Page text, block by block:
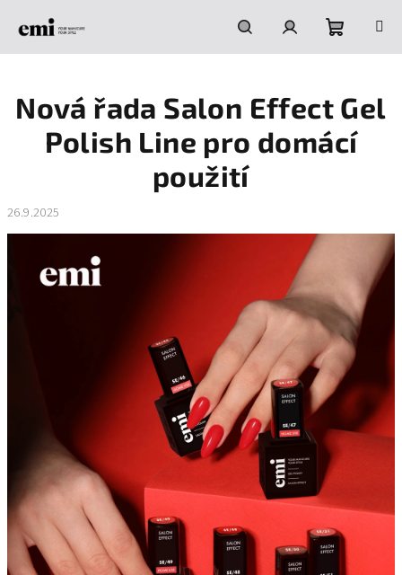
HledatPřihlášeníNákupní
košík
Nová řada Salon Effect Gel
Polish Line pro domácí
použití
26.9.2025